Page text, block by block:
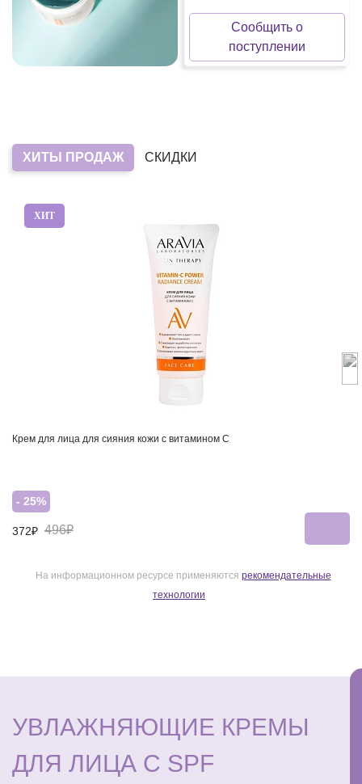
Сообщить о
поступлении
ХИТЫ ПРОДАЖ СКИДКИ
ХИТ
Крем для лица для сияния кожи с витамином С
- 25%
372₽ 496₽
На информационном ресурсе применяются рекомендательные
технологии
УВЛАЖНЯЮЩИЕ КРЕМЫ
ДЛЯ ЛИЦА С SPF